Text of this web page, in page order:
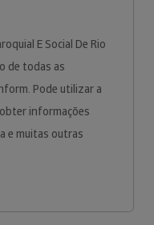
E Social De Rio
de todas as
Pode utilizar a
informações
e muitas outras